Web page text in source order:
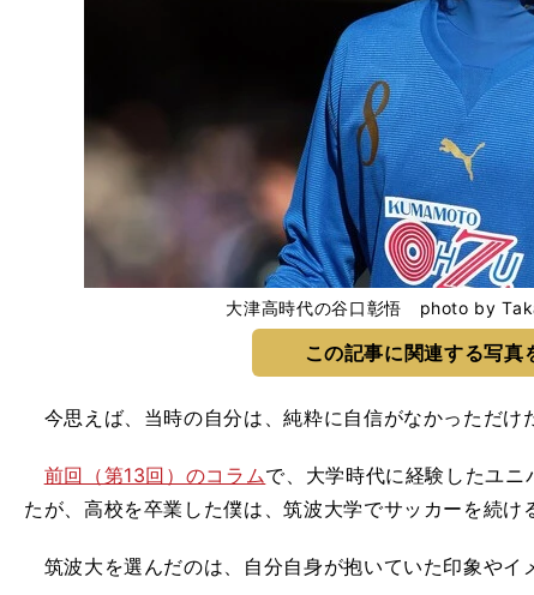
大津高時代の谷口彰悟 photo by
この記事に関連する写真
今思えば、当時の自分は、純粋に自信がなかっただけ
前回（第13回）のコラムで、大学時代に経験したユ
たが、高校を卒業した僕は、筑波大学でサッカーを続け
筑波大を選んだのは、自分自身が抱いていた印象やイ